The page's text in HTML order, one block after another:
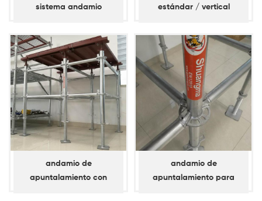
sistema andamio
estándar / vertical
andamio de
apuntalamiento con
andamio de
apuntalamiento para